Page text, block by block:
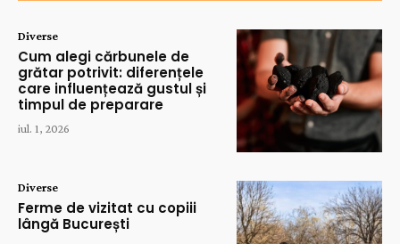
Diverse
Cum alegi cărbunele de
grătar potrivit: diferențele
care influențează gustul și
timpul de preparare
iul. 1, 2026
Diverse
Ferme de vizitat cu copiii
lângă București